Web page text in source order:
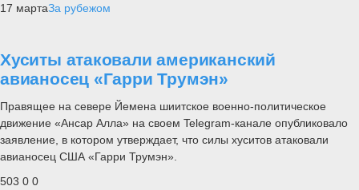
17 мартаЗа рубежом
Хуситы атаковали американский
авианосец «Гарри Трумэн»
Правящее на севере Йемена шиитское военно-политическое
движение «Ансар Алла» на своем Telegram-канале опубликовало
заявление, в котором утверждает, что силы хуситов атаковали
авианосец США «Гарри Трумэн».
503 0 0